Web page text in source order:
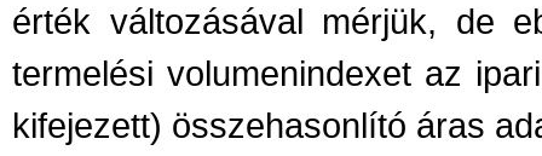
érték változásával mérjük, de
termelési volumenindexet az
kifejezett) összehasonlító áras